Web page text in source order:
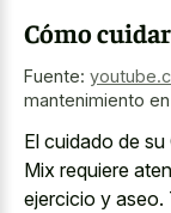
Cómo cuidar
Fuente:
mantenimiento
El cuidado de
Mix requiere
ejercicio y aseo.